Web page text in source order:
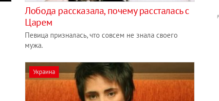
Лобода рассказала, почему рассталась с
Царем
Певица призналась, что совсем не знала своего
мужа.
Украина